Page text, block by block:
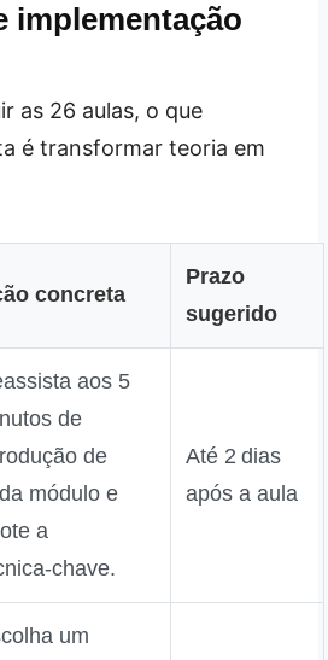
implementação
as 26 aulas, o que
é transformar teoria em
concreta
Prazo
sugerido
aos 5
de
de
módulo e
a
Até 2 dias
após a aula
um